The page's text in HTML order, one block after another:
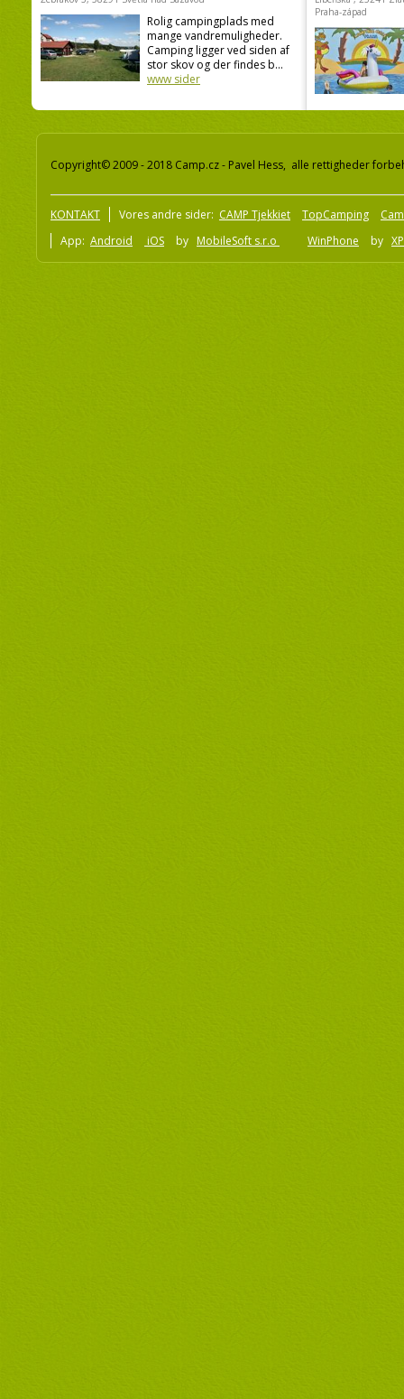
Rolig campingplads med
mange vandremuligheder.
Camping ligger ved siden af
stor skov og der findes b...
www sider
Praha-západ
Copyright© 2009 - 2018 Camp.cz - Pavel Hess, alle rettigheder
KONTAKT Vores andre sider: CAMP Tjekkiet TopCamping
App: Android iOS by MobileSoft s.r.o WinPhone by